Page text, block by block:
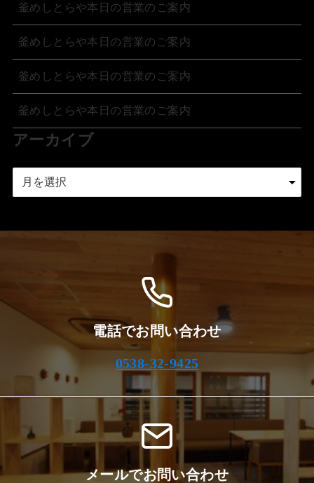
釜めしとらや本日の営業のご案内
釜めしとらや本日の営業のご案内
釜めしとらや本日の営業のご案内
釜めしとらや本日の営業のご案内
アーカイブ
電話でお問い合わせ
0538-32-9425
メールでお問い合わせ